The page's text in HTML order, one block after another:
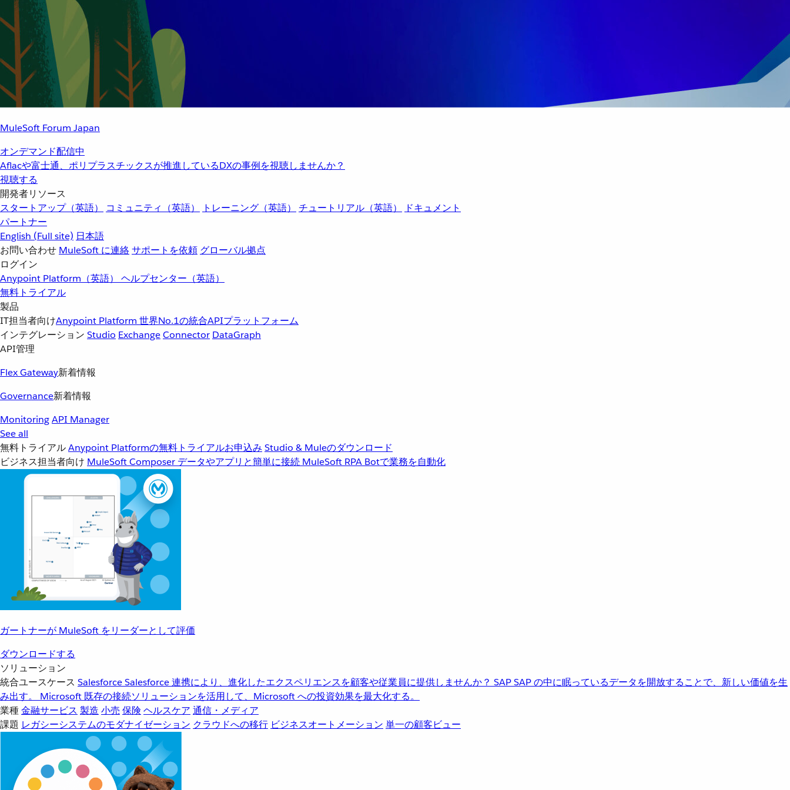
MuleSoft Forum Japan
オンデマンド配信中
Aflacや富士通、ポリプラスチックスが推進しているDXの事例を視聴しませんか？
視聴する
開発者リソース
スタートアップ（英語）
コミュニティ（英語） トレーニング（英語） チュートリアル（英語）
ドキュメント
パートナー
English (Full site) 日本語
お問い合わせ MuleSoft に連絡サポートを依頼 グローバル拠点
ログイン
Anypoint Platform（英語） ヘルプセンター（英語）
無料トライアル
製品
IT担当者向けAnypoint Platform 世界No.1の統合APIプラットフォーム
インテグレーション Studio ExchangeConnector DataGraph
API管理
Flex Gateway新着情報
Governance新着情報
MonitoringAPI Manager
See all
無料トライアルAnypoint Platformの無料トライアルお申込み Studio & Muleのダウンロード
ビジネス担当者向け MuleSoft Composer データやアプリと簡単に接続 MuleSoft RPA Botで業務を自動化
ガートナーが MuleSoft をリーダーとして評価
ダウンロードする
ソリューション
統合ユースケース SalesforceSalesforce 連携により、進化したエクスペリエンスを顧客や従業員に提供しませんか？ SAPSAP の中に眠っているデータを開放することで、新しい価値を生
み出す。
Microsoft 既存の接続ソリューションを活用して、Microsoft への投資効果を最大化する。
業種金融サービス 製造 小売 保険 ヘルスケア 通信・メディア
課題 レガシーシステムのモダナイゼーション クラウドへの移行 ビジネスオートメーション 単一の顧客ビュー